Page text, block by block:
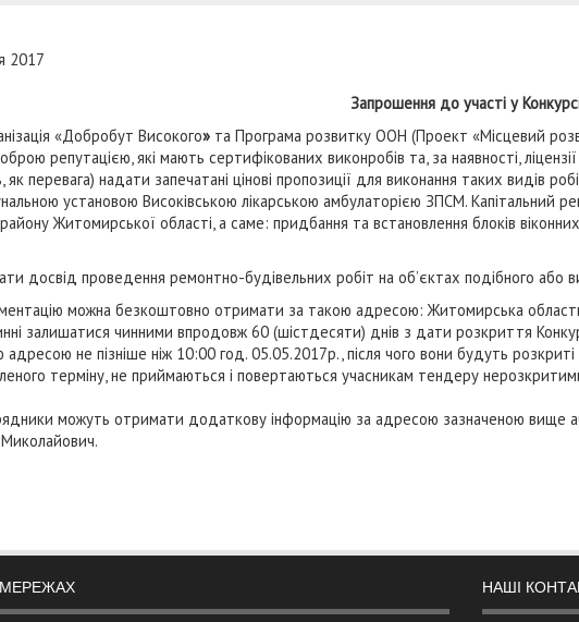
2017
Запрошення до участі у
«Добробут Високого» та Програма розвитку ООН (Проект «Місцевий
репутацією, які мають сертифікованих виконробів та, за наявності,
перевага) надати запечатані цінові пропозиції для виконання таких видів
установою Високівською лікарською амбулаторією ЗПСМ. Капітальний
Житомирської області, а саме: придбання та встановлення блоків
досвід проведення ремонтно-будівельних робіт на об’єктах подібного або
можна безкоштовно отримати за такою адресою: Житомирська область,
залишатися чинними впродовж 60 (шістдесяти) днів з дати розкриття
не пізніше ніж 10:00 год. 05.05.2017р., після чого вони будуть розкриті
терміну, не приймаються і повертаються учасникам тендеру
можуть отримати додаткову інформацію за адресою зазначеною вище
НАШІ